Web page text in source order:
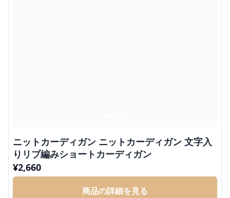
ニットカーディガン ニットカーディガン 文字入
りリブ編みショートカーディガン
¥2,660
商品の詳細を見る